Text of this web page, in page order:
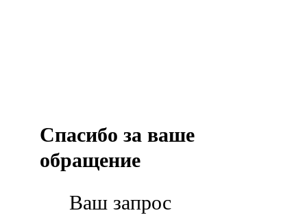
Спасибо за ваше
обращение
Ваш запрос